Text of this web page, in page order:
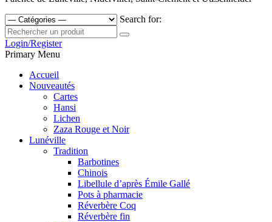
Search for:
Login/Register
Primary Menu
Accueil
Nouveautés
Cartes
Hansi
Lichen
Zaza Rouge et Noir
Lunéville
Tradition
Barbotines
Chinois
Libellule d’après Émile Gallé
Pots à pharmacie
Réverbère Coq
Réverbère fin